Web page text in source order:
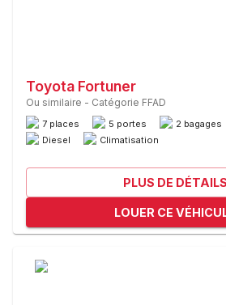
Toyota Fortuner
Ou similaire - Catégorie FFAD
7 places 5 portes 2 bagages
Diesel
Climatisation
PLUS DE DÉTAILS
LOUER CE